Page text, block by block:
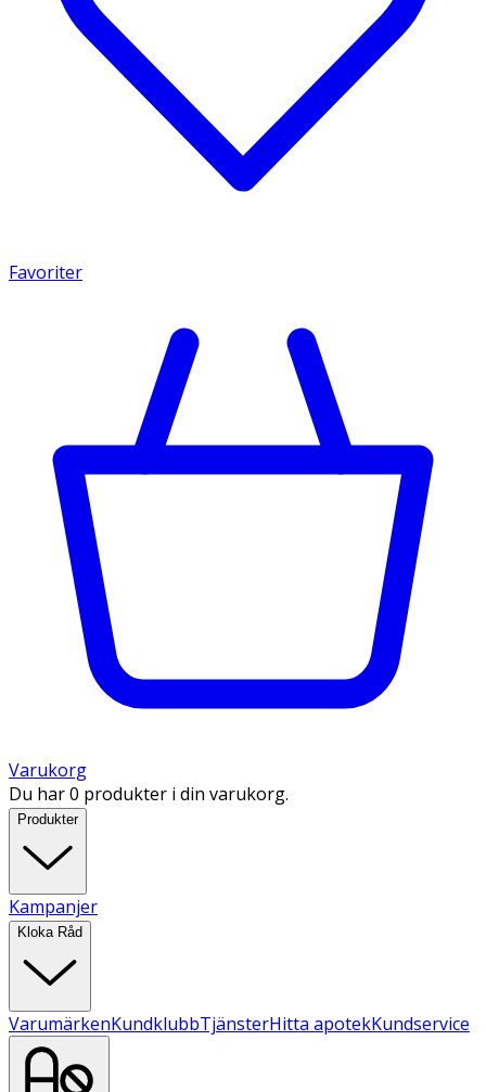
Favoriter
Varukorg
Du har 0 produkter i din varukorg.
Produkter
Kampanjer
Kloka Råd
VarumärkenKundklubbTjänsterHitta apotekKundservice